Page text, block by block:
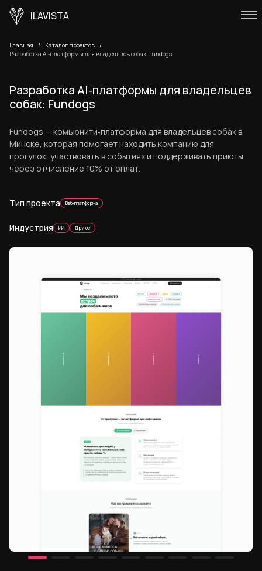
ILAVISTA
Главная
Каталог проектов
Разработка AI‑платформы для владельцев собак: Fundogs
Разработка AI‑платформы для владельцев
собак: Fundogs
Fundogs — комьюнити‑платформа для владельцев собак в
Минске, которая помогает находить компанию для
прогулок, участвовать в событиях и поддерживать приюты
через отчисление 10% от оплат.
Тип проекта Веб-платформа
Индустрия ИИ Другое